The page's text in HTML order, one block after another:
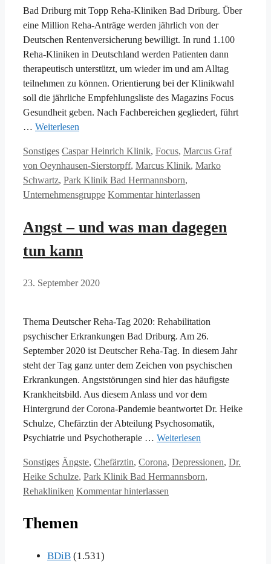
Bad Driburg mit Topp Reha-Kliniken Bad Driburg. Über
eine Million Reha-Anträge werden jährlich von der
Deutschen Rentenversicherung bewilligt. In rund 1.100
Reha-Kliniken in Deutschland werden Patienten dann
therapeutisch unterstützt, um wieder im und am Alltag
teilnehmen zu können. Orientierung bei der Klinikwahl
soll die jährliche Empfehlungsliste des Magazins Focus
Gesundheit geben. Nach Fachbereichen gegliedert, führt
… Weiterlesen
Kategorien
Sonstiges Schlagwörter
Caspar Heinrich Klinik, Focus, Marcus Graf
von Oeynhausen-Sierstorpff, Marcus Klinik, Marko
Schwartz, Park Klinik Bad Hermannsborn,
Unternehmensgruppe Kommentar hinterlassen
Angst – und was man dagegen
tun kann
23. September 2020
Thema Deutscher Reha-Tag 2020: Rehabilitation
psychischer Erkrankungen Bad Driburg. Am 26.
September 2020 ist Deutscher Reha-Tag. In diesem Jahr
steht der Tag ganz unter dem Zeichen von psychischen
Erkrankungen. Angststörungen sind hier das häufigste
Krankheitsbild. Aus diesem Anlass und vor dem
Hintergrund der Corona-Pandemie beantwortet Dr. Heike
Schulze, Chefärztin der Abteilung Psychosomatik,
Psychiatrie und Psychotherapie … Weiterlesen
Kategorien
Sonstiges Schlagwörter
Ängste, Chefärztin, Corona, Depressionen, Dr.
Heike Schulze, Park Klinik Bad Hermannsborn,
Rehakliniken Kommentar hinterlassen
Themen
BDiB (1.531)